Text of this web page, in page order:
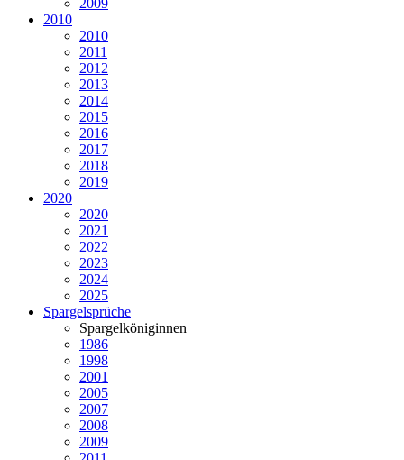
2009
2010
2010
2011
2012
2013
2014
2015
2016
2017
2018
2019
2020
2020
2021
2022
2023
2024
2025
Spargelsprüche
Spargelköniginnen
1986
1998
2001
2005
2007
2008
2009